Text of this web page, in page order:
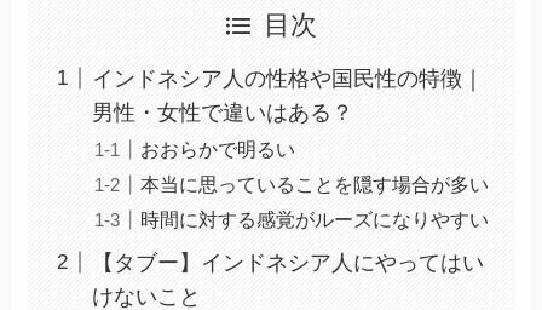
目次
インドネシア人の性格や国民性の特徴｜
男性・女性で違いはある？
おおらかで明るい
本当に思っていることを隠す場合が多い
時間に対する感覚がルーズになりやすい
【タブー】インドネシア人にやってはい
けないこと